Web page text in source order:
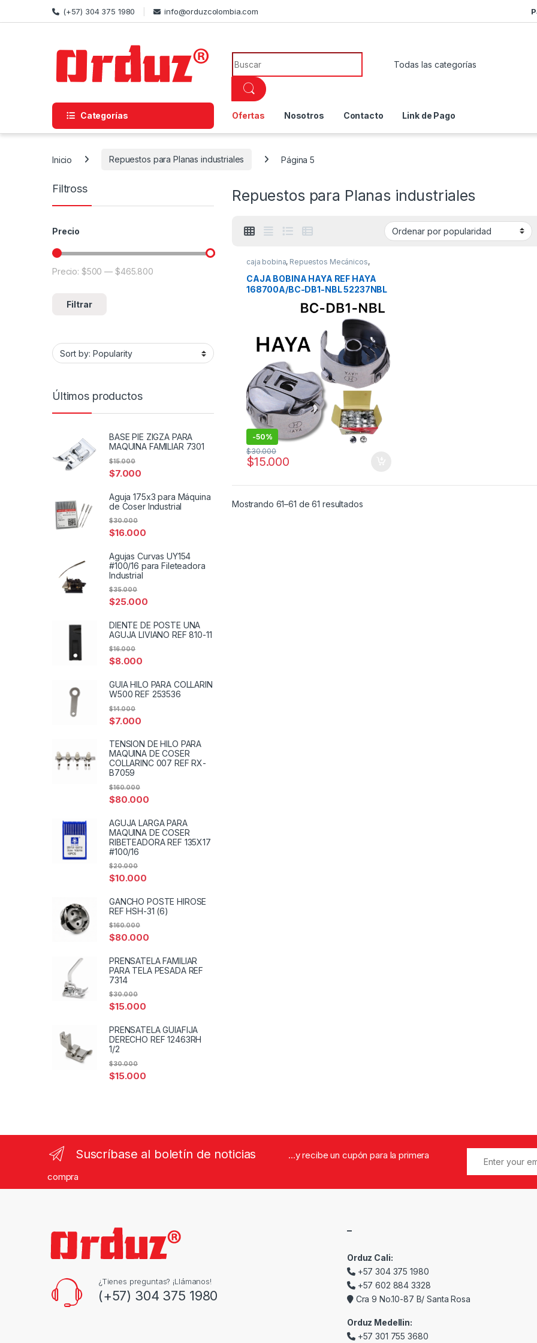
Skip to navigation
Skip to content (+57) 304 375 1980 info@orduzcolombia.com
Search for:
Categorías Ofertas Nosotros Contacto Link de Pago
Inicio Repuestos para Planas industriales Página 5
Repuestos para Planas industriales
caja bobina, Repuestos Mecánicos,
Repuestos para Planas industriales
CAJA BOBINA HAYA REF HAYA
168700A/BC-DB1-NBL 52237NBL
-50%
$15.000
$30.000
Mostrando 61–61 de 61 resultadosOrdenado por popularidad
Filtross
Precio
Precio mínimo
Precio máximo
Filtrar
Precio: $500 — $465.800
Últimos productos
BASE PIE ZIGZA PARA
MAQUINA FAMILIAR 7301
$7.000
$15.000
Aguja 175x3 para Máquina
de Coser Industrial
$16.000
$30.000
Agujas Curvas UY154
#100/16 para Fileteadora
Industrial
$25.000
$35.000
DIENTE DE POSTE UNA
AGUJA LIVIANO REF 810-11
$8.000
$16.000
GUIA HILO PARA COLLARIN
W500 REF 253536
$7.000
$14.000
TENSION DE HILO PARA
MAQUINA DE COSER
COLLARINC 007 REF RX-
B7059
$80.000
$160.000
AGUJA LARGA PARA
MAQUINA DE COSER
RIBETEADORA REF 135X17
#100/16
$10.000
$20.000
GANCHO POSTE HIROSE
REF HSH-31 (6)
$80.000
$160.000
PRENSATELA FAMILIAR
PARA TELA PESADA REF
7314
$15.000
$30.000
PRENSATELA GUIAFIJA
DERECHO REF 12463RH
1/2
$15.000
$30.000
Suscríbase al boletín de noticias
...y recibe un cupón para la primera
compra
¿Tienes preguntas? ¡Llámanos!
(+57) 304 375 1980
–
Orduz Cali:
+57 304 375 1980
+57 602 884 3328
Cra 9 No.10-87 B/ Santa Rosa
Orduz Medellin:
+57 301 755 3680